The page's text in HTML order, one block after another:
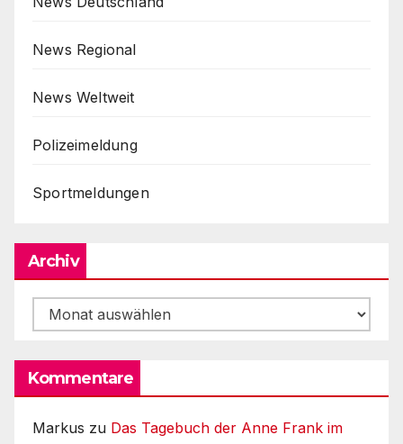
News Regional
News Weltweit
Polizeimeldung
Sportmeldungen
Archiv
Archiv
Kommentare
Markus zu Das Tagebuch der Anne Frank im